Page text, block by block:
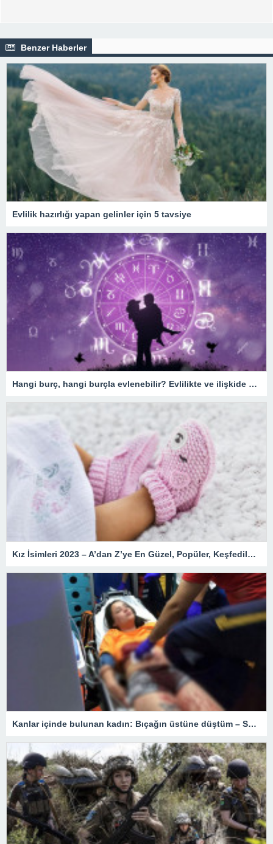
Benzer Haberler
Evlilik hazırlığı yapan gelinler için 5 tavsiye
Hangi burç, hangi burçla evlenebilir? Evlilikte ve ilişkide burç uyumu
Kız İsimleri 2023 – A’dan Z’ye En Güzel, Popüler, Keşfedilmemiş, Nadir, Yeni, Değişik, Kozmik, Enteresan, Kız Çocuk İsimleri ve Anlamları
Kanlar içinde bulunan kadın: Bıçağın üstüne düştüm – Son Dakika Türkiye Haberleri